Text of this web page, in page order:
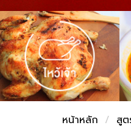
หน้าหลัก สูต